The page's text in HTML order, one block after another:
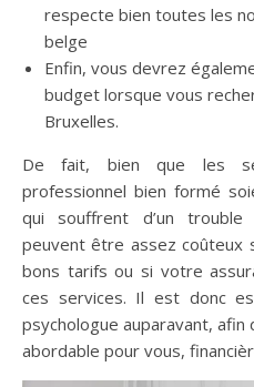
respecte bien toutes les
belge
Enfin, vous devrez
budget lorsque vous
Bruxelles.
De fait, bien que les
professionnel bien formé
qui souffrent d’un
peuvent être assez coûteux
bons tarifs ou si votre
ces services. Il est donc
psychologue auparavant,
abordable pour vous,